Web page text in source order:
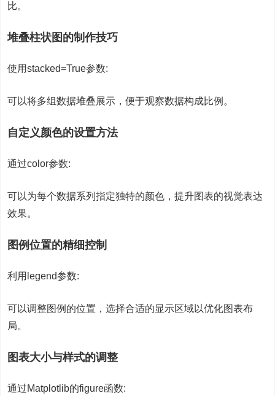
比。
堆叠柱状图的制作技巧
使用stacked=True参数:
可以将多组数据堆叠展示，便于观察数据构成比例。
自定义颜色的设置方法
通过color参数:
可以为每个数据系列指定独特的颜色，提升图表的视觉表达
效果。
图例位置的精细控制
利用legend参数:
可以调整图例的位置，选择合适的显示区域以优化图表布
局。
图表大小与样式的调整
通过Matplotlib的figure函数: